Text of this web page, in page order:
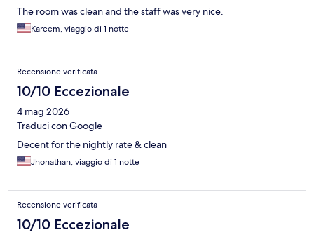
The room was clean and the staff was very nice.
Kareem, viaggio di 1 notte
Recensione verificata
10/10 Eccezionale
4 mag 2026
Traduci con Google
Decent for the nightly rate & clean
Jhonathan, viaggio di 1 notte
Recensione verificata
10/10 Eccezionale